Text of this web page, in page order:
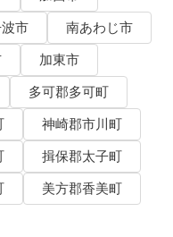
市
南あわじ市
加東市
多可郡多可町
神崎郡市川町
揖保郡太子町
美方郡香美町